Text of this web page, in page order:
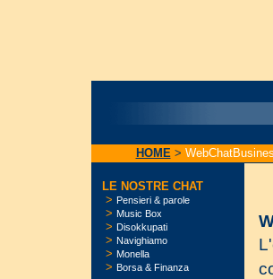
HOME>
LE NOSTRE CHAT
> Pensieri & parole
> Music Box
> Disokkupati
> Navighiamo
> Monella
> Borsa & Finanza